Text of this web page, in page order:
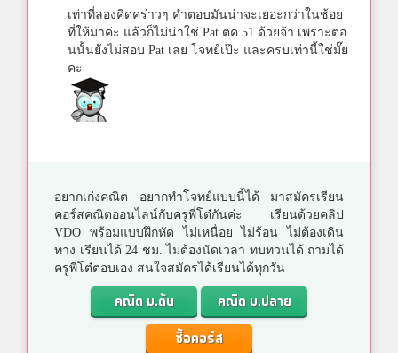
เท่าที่ลองคิดคร่าวๆ คำตอบมันน่าจะเยอะกว่าในช้อย
ที่ให้มาค่ะ แล้วก็ไม่น่าใช่ Pat ตค 51 ด้วยจ้า เพราะตอ
นนั้นยังไม่สอบ Pat เลย โจทย์เป๊ะ และครบเท่านี้ใช่มั๊ย
คะ
อยากเก่งคณิต อยากทำโจทย์แบบนี้ได้ มาสมัครเรียน
คอร์สคณิตออนไลน์กับครูพี่โต๋กันค่ะ เรียนด้วยคลิป
VDO พร้อมแบบฝึกหัด ไม่เหนื่อย ไม่ร้อน ไม่ต้องเดิน
ทาง เรียนได้ 24 ชม. ไม่ต้องนัดเวลา ทบทวนได้ ถามได้
ครูพี่โต๋ตอบเอง สนใจสมัครได้เรียนได้ทุกวัน
คณิต ม.ต้น
คณิต ม.ปลาย
ซื้อคอร์ส